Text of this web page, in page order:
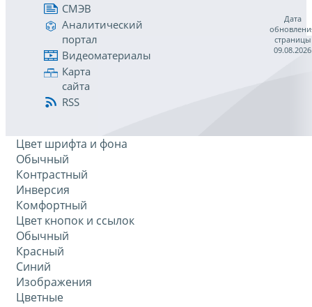
СМЭВ
Аналитический
портал
Видеоматериалы
Карта
сайта
RSS
Дата
страницы
09.08.2026
Цвет шрифта и фона
Обычный
Контрастный
Инверсия
Комфортный
Цвет кнопок и ссылок
Обычный
Красный
Синий
Изображения
Цветные